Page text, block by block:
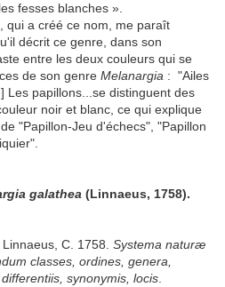
fesses blanches ».
qui a créé ce nom, me paraît
décrit ce genre, dans son
entre les deux couleurs qui se
de son genre Melanargia : "Ailes
Les papillons...se distinguent des
noir et blanc, ce qui explique
"Papillon-Jeu d'échecs", "Papillon
galathea (Linnaeus, 1758).
Linnaeus, C. 1758. Systema naturæ
classes, ordines, genera,
synonymis, locis